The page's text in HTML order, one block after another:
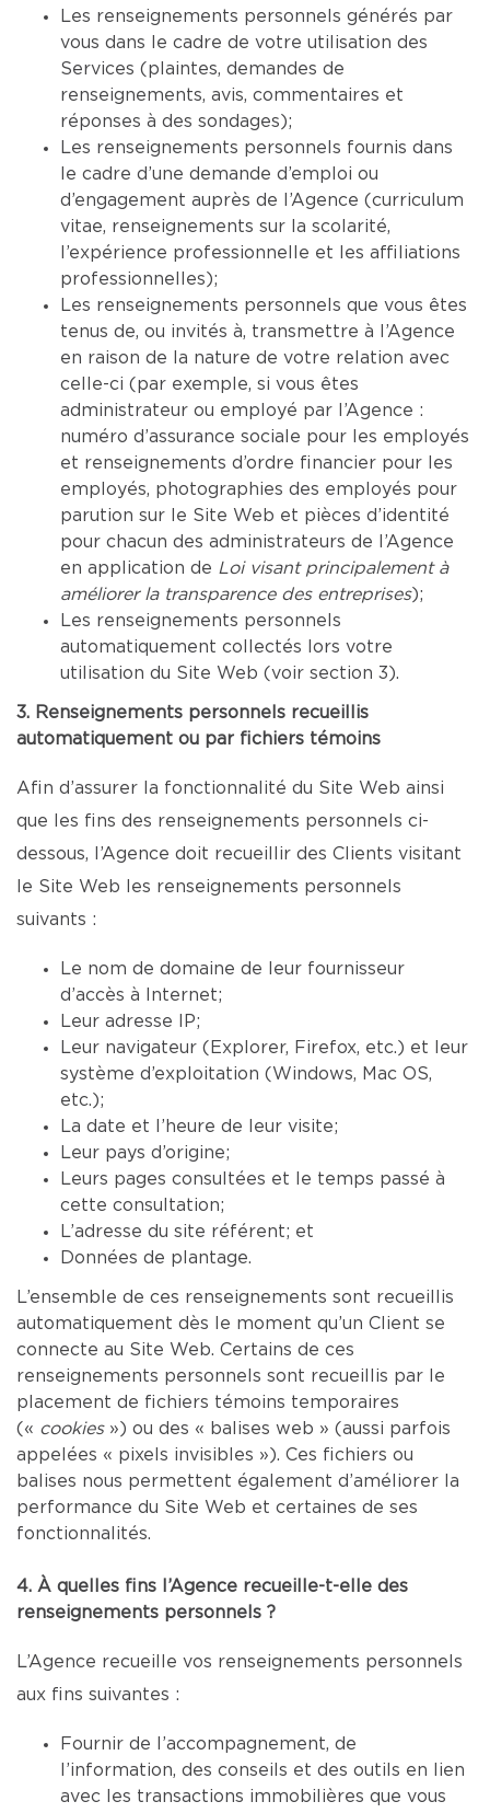
Les renseignements personnels générés par
vous dans le cadre de votre utilisation des
Services (plaintes, demandes de
renseignements, avis, commentaires et
réponses à des sondages);
Les renseignements personnels fournis dans
le cadre d’une demande d’emploi ou
d’engagement auprès de l’Agence (curriculum
vitae, renseignements sur la scolarité,
l’expérience professionnelle et les affiliations
professionnelles);
Les renseignements personnels que vous êtes
tenus de, ou invités à, transmettre à l’Agence
en raison de la nature de votre relation avec
celle-ci (par exemple, si vous êtes
administrateur ou employé par l’Agence :
numéro d’assurance sociale pour les employés
et renseignements d’ordre financier pour les
employés, photographies des employés pour
parution sur le Site Web et pièces d’identité
pour chacun des administrateurs de l’Agence
en application de Loi visant principalement à
améliorer la transparence des entreprises);
Les renseignements personnels
automatiquement collectés lors votre
utilisation du Site Web (voir section 3).
3. Renseignements personnels recueillis
automatiquement ou par fichiers témoins
Afin d’assurer la fonctionnalité du Site Web ainsi
que les fins des renseignements personnels ci-
dessous, l’Agence doit recueillir des Clients visitant
le Site Web les renseignements personnels
suivants :
Le nom de domaine de leur fournisseur
d’accès à Internet;
Leur adresse IP;
Leur navigateur (Explorer, Firefox, etc.) et leur
système d’exploitation (Windows, Mac OS,
etc.);
La date et l’heure de leur visite;
Leur pays d’origine;
Leurs pages consultées et le temps passé à
cette consultation;
L’adresse du site référent; et
Données de plantage.
L’ensemble de ces renseignements sont recueillis
automatiquement dès le moment qu’un Client se
connecte au Site Web. Certains de ces
renseignements personnels sont recueillis par le
placement de fichiers témoins temporaires
(« cookies») ou des « balises web » (aussi parfois
appelées « pixels invisibles »). Ces fichiers ou
balises nous permettent également d’améliorer la
performance du Site Web et certaines de ses
fonctionnalités.
4. À quelles fins l’Agence recueille-t-elle des
renseignements personnels ?
L’Agence recueille vos renseignements personnels
aux fins suivantes :
Fournir de l’accompagnement, de
l’information, des conseils et des outils en lien
avec les transactions immobilières que vous